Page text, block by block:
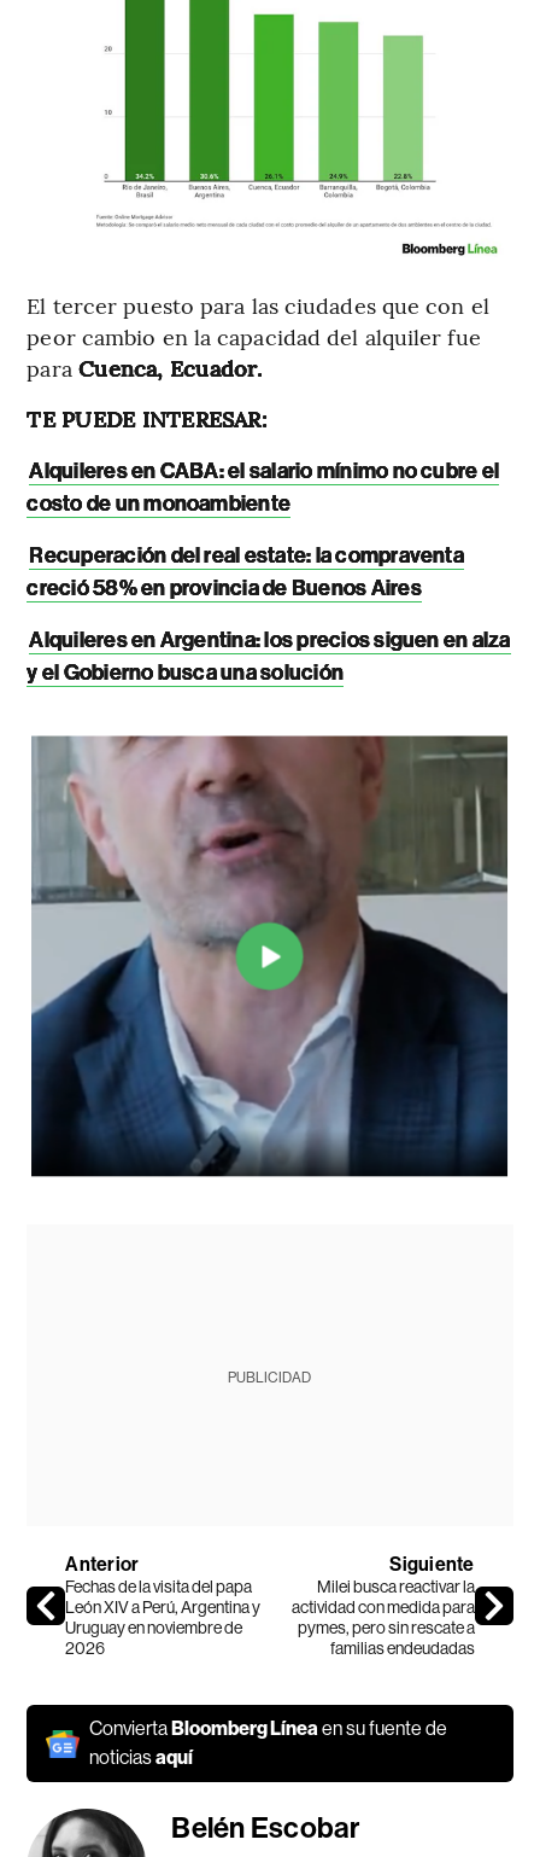
El tercer puesto para las ciudades que con el
peor cambio en la capacidad del alquiler fue
paraCuenca, Ecuador.
TE PUEDE INTERESAR:
Alquileres en CABA: el salario mínimo no cubre el
costo de un monoambiente
Recuperación del real estate: la compraventa
creció 58% en provincia de Buenos Aires
Alquileres en Argentina: los precios siguen en alza
y el Gobierno busca una solución
PUBLICIDAD
Anterior
Fechas de la visita del papa
León XIV a Perú, Argentina y
Uruguay en noviembre de
2026
Siguiente
Milei busca reactivar la
actividad con medida para
pymes, pero sin rescate a
familias endeudadas
Convierta Bloomberg Líneaen su fuente de
noticiasaquí
Belén Escobar